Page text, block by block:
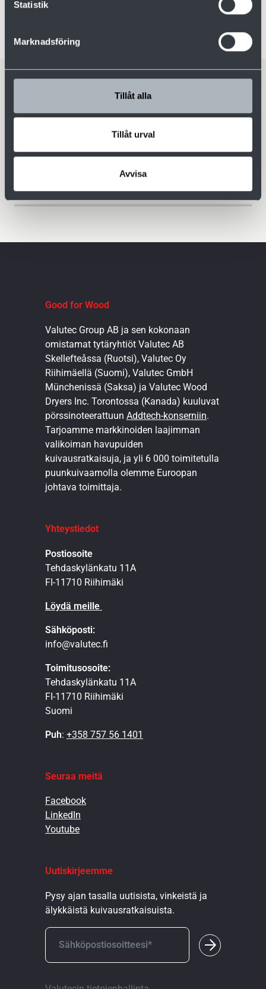
Statistik
Marknadsföring
Tillåt alla
Tillåt urval
Avvisa
Good for Wood
Valutec Group AB ja sen kokonaan
omistamat tytäryhtiöt Valutec AB
Skellefteåssa (Ruotsi), Valutec Oy
Riihimäellä (Suomi), Valutec GmbH
Münchenissä (Saksa) ja Valutec Wood
Dryers Inc. Torontossa (Kanada) kuuluvat
pörssinoteerattuun Addtech-konserniin.
Tarjoamme markkinoiden laajimman
valikoiman havupuiden
kuivausratkaisuja, ja yli 6 000 toimitetulla
puunkuivaamolla olemme Euroopan
johtava toimittaja.
Yhteystiedot
Postiosoite
Tehdaskylänkatu 11A
FI-11710 Riihimäki
Löydä meille
Sähköposti:
info@valutec.fi
Toimitusosoite:
Tehdaskylänkatu 11A
FI-11710 Riihimäki
Suomi
Puh: +358 757 56 1401
Seuraa meitä
Facebook
LinkedIn
Youtube
Uutiskirjeemme
Pysy ajan tasalla uutisista, vinkeistä ja
älykkäistä kuivausratkaisuista.